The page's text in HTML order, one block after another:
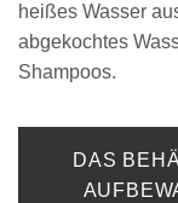
heißes Wasser
abgekochtes
Shampoos.
DAS